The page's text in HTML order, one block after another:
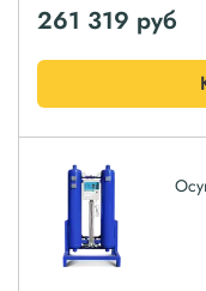
261 319 руб